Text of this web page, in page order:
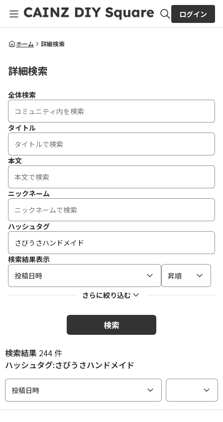
全体検索
ログイン
ホーム 詳細検索
詳細検索
全体検索
タイトル
本文
ニックネーム
ハッシュタグ
検索結果表示
投稿日時
昇順
さらに絞り込む
検索
検索結果 244 件
ハッシュタグ:さびうさハンドメイド
投稿日時